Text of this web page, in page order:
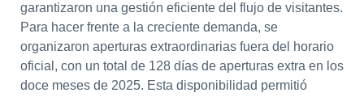
garantizaron una gestión eficiente del flujo de visitantes.
Para hacer frente a la creciente demanda, se
organizaron aperturas extraordinarias fuera del horario
oficial, con un total de 128 días de aperturas extra en los
doce meses de 2025. Esta disponibilidad permitió